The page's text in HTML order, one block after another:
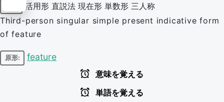
活用形 直説法 現在形 単数形 三人称
Third-person singular simple present indicative form
of feature
原形: feature
意味を覚える
単語を覚える